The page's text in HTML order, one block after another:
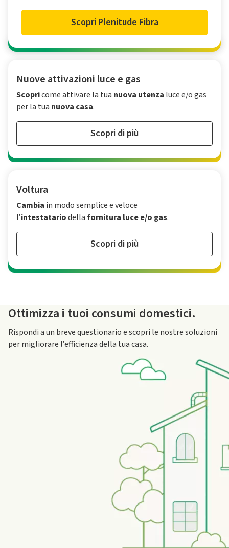
Scopri Plenitude Fibra
Nuove attivazioni luce e gas
Scopricome attivare la tua nuova utenza luce e/o gas
per la tua nuova casa.
Scopri di più
Voltura
Cambia in modo semplice e veloce
l’intestatariodellafornitura luce e/o gas.
Scopri di più
Ottimizza i tuoi consumi domestici.
Rispondi a un breve questionario e scopri le nostre soluzioni
per migliorare l’efficienza della tua casa.